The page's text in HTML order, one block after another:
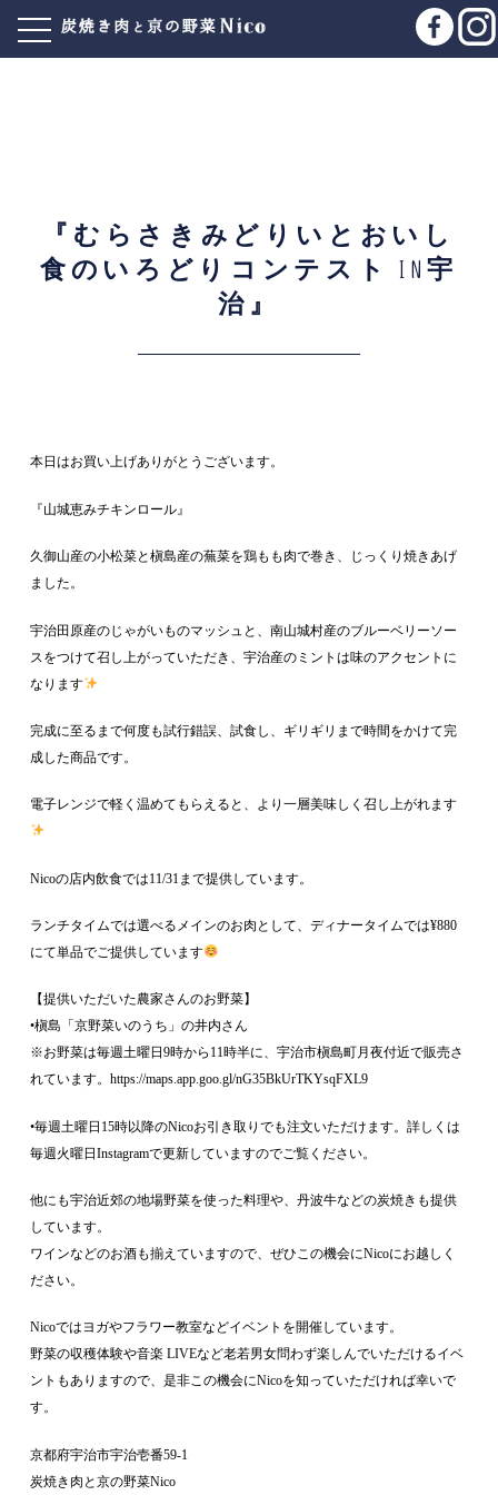
『むらさきみどりいとおいし
食のいろどりコンテスト in宇
治』
本日はお買い上げありがとうございます。
『山城恵みチキンロール』
久御山産の小松菜と槇島産の蕪菜を鶏もも肉で巻き、じっくり焼きあげ
ました。
宇治田原産のじゃがいものマッシュと、南山城村産のブルーベリーソー
スをつけて召し上がっていただき、宇治産のミントは味のアクセントに
なります
完成に至るまで何度も試行錯誤、試食し、ギリギリまで時間をかけて完
成した商品です。
電子レンジで軽く温めてもらえると、より一層美味しく召し上がれます
Nicoの店内飲食では11/31まで提供しています。
ランチタイムでは選べるメインのお肉として、ディナータイムでは¥880
にて単品でご提供しています
【提供いただいた農家さんのお野菜】
•槇島「京野菜いのうち」の井内さん
※お野菜は毎週土曜日9時から11時半に、宇治市槇島町月夜付近で販売さ
れています。https://maps.app.goo.gl/nG35BkUrTKYsqFXL9
•毎週土曜日15時以降のNicoお引き取りでも注文いただけます。詳しくは
毎週火曜日Instagramで更新していますのでご覧ください。
他にも宇治近郊の地場野菜を使った料理や、丹波牛などの炭焼きも提供
しています。
ワインなどのお酒も揃えていますので、ぜひこの機会にNicoにお越しく
ださい。
Nicoではヨガやフラワー教室などイベントを開催しています。
野菜の収穫体験や音楽 LIVEなど老若男女問わず楽しんでいただけるイベ
ントもありますので、是非この機会にNicoを知っていただければ幸いで
す。
京都府宇治市宇治壱番59-1
炭焼き肉と京の野菜Nico